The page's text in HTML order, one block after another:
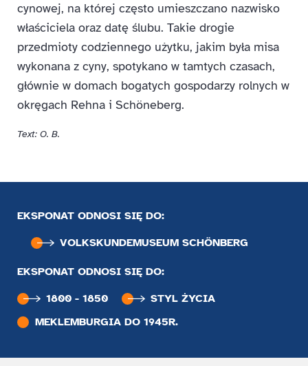
cynowej, na której często umieszczano nazwisko
właściciela oraz datę ślubu. Takie drogie
przedmioty codziennego użytku, jakim była misa
wykonana z cyny, spotykano w tamtych czasach,
głównie w domach bogatych gospodarzy rolnych w
okręgach Rehna i Schöneberg.
Text: O. B.
EKSPONAT ODNOSI SIĘ DO:
VOLKSKUNDE­MUSEUM SCHÖNBERG
EKSPONAT ODNOSI SIĘ DO:
1800 - 1850
STYL ŻYCIA
MEKLEMBURGIA DO 1945R.